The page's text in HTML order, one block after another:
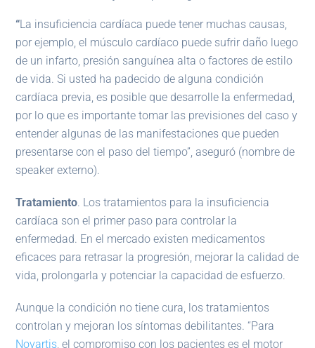
“La insuficiencia cardíaca puede tener muchas causas,
por ejemplo, el músculo cardíaco puede sufrir daño luego
de un infarto, presión sanguínea alta o factores de estilo
de vida. Si usted ha padecido de alguna condición
cardíaca previa, es posible que desarrolle la enfermedad,
por lo que es importante tomar las previsiones del caso y
entender algunas de las manifestaciones que pueden
presentarse con el paso del tiempo”, aseguró (nombre de
speaker externo).
Tratamiento. Los tratamientos para la insuficiencia
cardíaca son el primer paso para controlar la
enfermedad. En el mercado existen medicamentos
eficaces para retrasar la progresión, mejorar la calidad de
vida, prolongarla y potenciar la capacidad de esfuerzo.
Aunque la condición no tiene cura, los tratamientos
controlan y mejoran los síntomas debilitantes. “Para
Novartis, el compromiso con los pacientes es el motor